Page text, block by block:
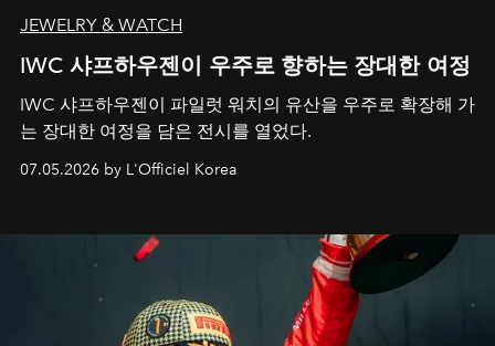
JEWELRY & WATCH
IWC 샤프하우젠이 우주로 향하는 장대한 여정
IWC 샤프하우젠이 파일럿 워치의 유산을 우주로 확장해 가
는 장대한 여정을 담은 전시를 열었다.
07.05.2026 by L'Officiel Korea